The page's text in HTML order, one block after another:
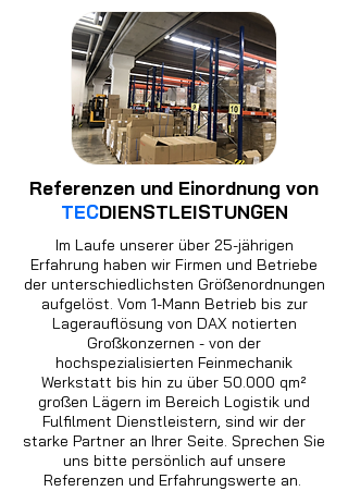
Referenzen und Einordnung von
TECDIENSTLEISTUNGEN
Im Laufe unserer über 25-jährigen
Erfahrung haben wir Firmen und Betriebe
der unterschiedlichsten Größenordnungen
aufgelöst. Vom 1-Mann Betrieb bis zur
Lagerauflösung von DAX notierten
Großkonzernen - von der
hochspezialisierten Feinmechanik
Werkstatt bis hin zu über 50.000 qm²
großen Lägern im Bereich Logistik und
Fulfilment Dienstleistern, sind wir der
starke Partner an Ihrer Seite. Sprechen Sie
uns bitte persönlich auf unsere
Referenzen und Erfahrungswerte an.